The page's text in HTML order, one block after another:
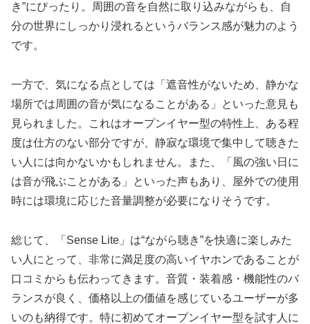
き”にぴったり。周囲の音を自然に取り込みながらも、自
分の世界にしっかり浸れるというバランス感が魅力のよう
です。
一方で、気になる点としては「遮音性がないため、静かな
場所では周囲の音が気になることがある」といった意見も
見られました。これはオープンイヤー型の特性上、ある程
度は仕方のない部分ですが、静寂な環境で集中して聴きた
い人には向かないかもしれません。また、「風の強い日に
は音が飛ぶことがある」といった声もあり、屋外での使用
時には環境に応じた音量調整が必要になりそうです。
総じて、「Sense Lite」は“ながら聴き”を快適に楽しみた
い人にとって、非常に満足度の高いイヤホンであることが
口コミからも伝わってきます。音質・装着感・機能性のバ
ランスが良く、価格以上の価値を感じているユーザーが多
いのも納得です。特に初めてオープンイヤー型を試す人に